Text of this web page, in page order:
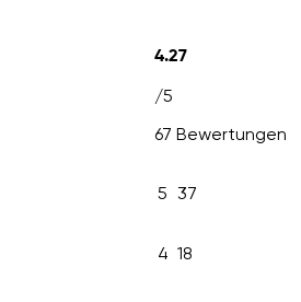
4.27
/5
67 Bewertungen
5 37
4 18